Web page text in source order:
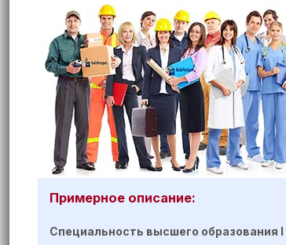
Примерное описание:
Специальность высшего образования I